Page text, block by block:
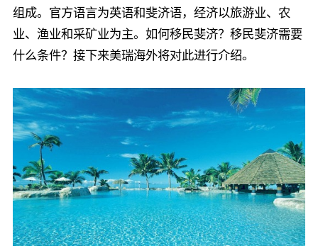
组成。官方语言为英语和斐济语，经济以旅游业、农
业、渔业和采矿业为主。如何移民斐济？移民斐济需要
什么条件？接下来美瑞海外将对此进行介绍。